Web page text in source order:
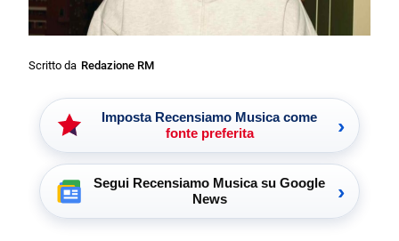
Scritto da Redazione RM
Imposta Recensiamo Musica come
fonte preferita
›
Segui Recensiamo Musica su Google
News
›